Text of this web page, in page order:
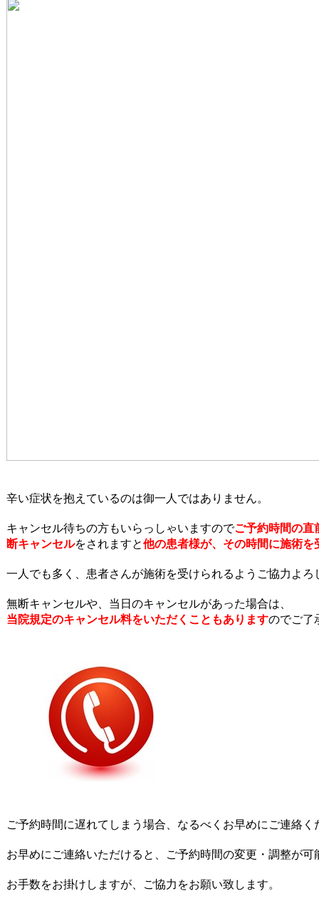
辛い症状を抱えているのは御一人ではありません。
キャンセル待ちの方もいらっしゃいますのでご予約時間の直
断キャンセルをされますと他の患者様が、その時間に施術を
一人でも多く、患者さんが施術を受けられるようご協力よろ
無断キャンセルや、当日のキャンセルがあった場合は、
当院規定のキャンセル料をいただくこともありますのでご了
ご予約時間に遅れてしまう場合、なるべくお早めにご連絡く
お早めにご連絡いただけると、ご予約時間の変更・調整が可
お手数をお掛けしますが、ご協力をお願い致します。